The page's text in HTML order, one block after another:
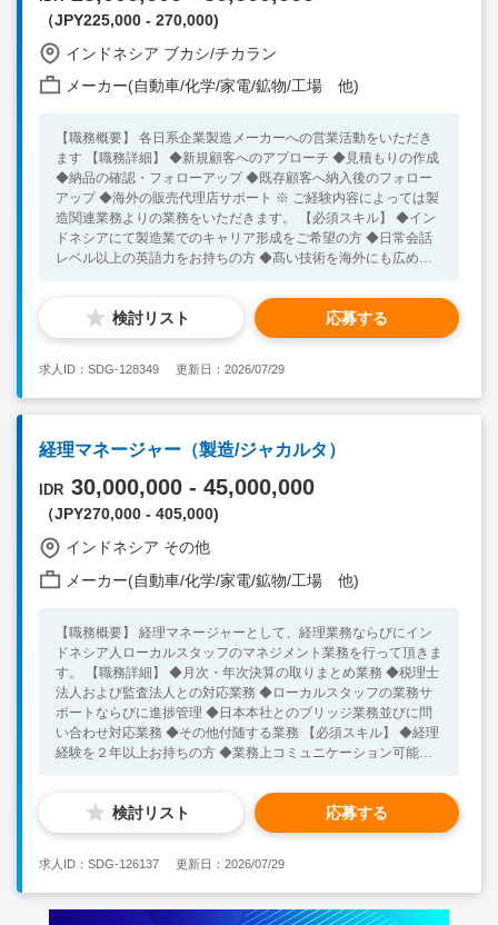
（JPY225,000 - 270,000)
インドネシア ブカシ/チカラン
メーカー(自動車/化学/家電/鉱物/工場 他)
【職務概要】 各日系企業製造メーカーへの営業活動をいただき
ます 【職務詳細】 ◆新規顧客へのアプローチ ◆見積もりの作成
◆納品の確認・フォローアップ ◆既存顧客へ納入後のフォロー
アップ ◆海外の販売代理店サポート ※ ご経験内容によっては製
造関連業務よりの業務をいただきます。 【必須スキル】 ◆イン
ドネシアにて製造業でのキャリア形成をご希望の方 ◆日常会話
レベル以上の英語力をお持ちの方 ◆髙い技術を海外にも広めた
◆親和性のある業界経験をお持ちの方
検討リスト 応募する
求人ID：SDG-128349 更新日：2026/07/29
経理マネージャー（製造/ジャカルタ）
IDR 30,000,000 - 45,000,000
（JPY270,000 - 405,000)
インドネシア その他
メーカー(自動車/化学/家電/鉱物/工場 他)
【職務概要】 経理マネージャーとして、経理業務ならびにイン
ドネシア人ローカルスタッフのマネジメント業務を行って頂きま
す。 【職務詳細】 ◆月次・年次決算の取りまとめ業務 ◆税理士
法人および監査法人との対応業務 ◆ローカルスタッフの業務サ
ポートならびに進捗管理 ◆日本本社とのブリッジ業務並びに問
い合わせ対応業務 ◆その他付随する業務 【必須スキル】 ◆経理
経験を２年以上お持ちの方 ◆業務上コミュニケーション可能な
における業務経験をお持ちの方 ◆長期的にインドネシア勤務を
ご希望されている方
検討リスト 応募する
求人ID：SDG-126137 更新日：2026/07/29